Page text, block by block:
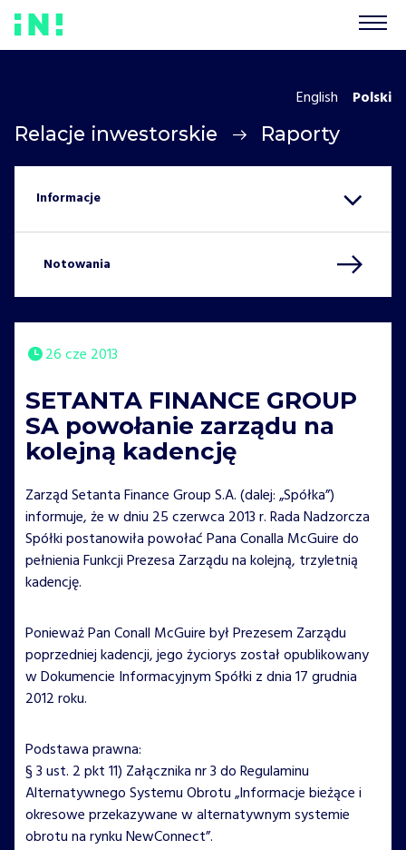
Relacje inwestorskie Raporty
English Polski
Notowania
26 cze 2013
SETANTA FINANCE GROUP
SA powołanie zarządu na
kolejną kadencję
Zarząd Setanta Finance Group S.A. (dalej: „Spółka”)
informuje, że w dniu 25 czerwca 2013 r. Rada Nadzorcza
Spółki postanowiła powołać Pana Conalla McGuire do
pełnienia Funkcji Prezesa Zarządu na kolejną, trzyletnią
kadencję.
Ponieważ Pan Conall McGuire był Prezesem Zarządu
poprzedniej kadencji, jego życiorys został opublikowany
w Dokumencie Informacyjnym Spółki z dnia 17 grudnia
2012 roku.
Podstawa prawna:
§ 3 ust. 2 pkt 11) Załącznika nr 3 do Regulaminu
Alternatywnego Systemu Obrotu „Informacje bieżące i
okresowe przekazywane w alternatywnym systemie
obrotu na rynku NewConnect”.